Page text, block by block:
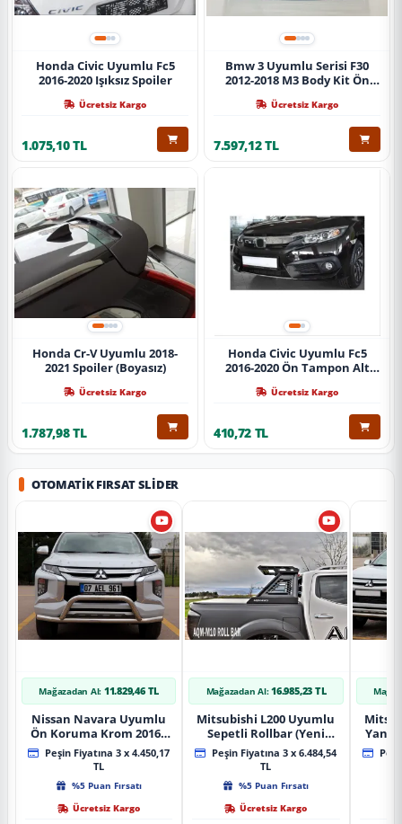
Honda Civic Uyumlu Fc5
2016-2020 Işıksız Spoiler
Ücretsiz Kargo
1.075,10 TL
Bmw 3 Uyumlu Serisi F30
2012-2018 M3 Body Kit Ön
Ücretsiz Kargo
7.597,12 TL
Honda Cr-V Uyumlu 2018-
2021 Spoiler (Boyasız)
Ücretsiz Kargo
1.787,98 TL
Honda Civic Uyumlu Fc5
2016-2020 Ön Tampon Alt
Ücretsiz Kargo
410,72 TL
OTOMATIK FIRSAT SLIDER
Mağazadan Al: 11.829,46 TL
Nissan Navara Uyumlu
Ön Koruma Krom 2016+
Pst14 Parça
Peşin Fiyatına 3 x 4.450,17
TL
%5 Puan Fırsatı
Ücretsiz Kargo
Mağazadan Al: 16.985,23 TL
Mitsubishi L200 Uyumlu
Sepetli Rollbar (Yeni
Nesil Sepetli Roll Bar
Aqm-M10)
Peşin Fiyatına 3 x 6.484,54
TL
%5 Puan Fırsatı
Ücretsiz Kargo
Yan